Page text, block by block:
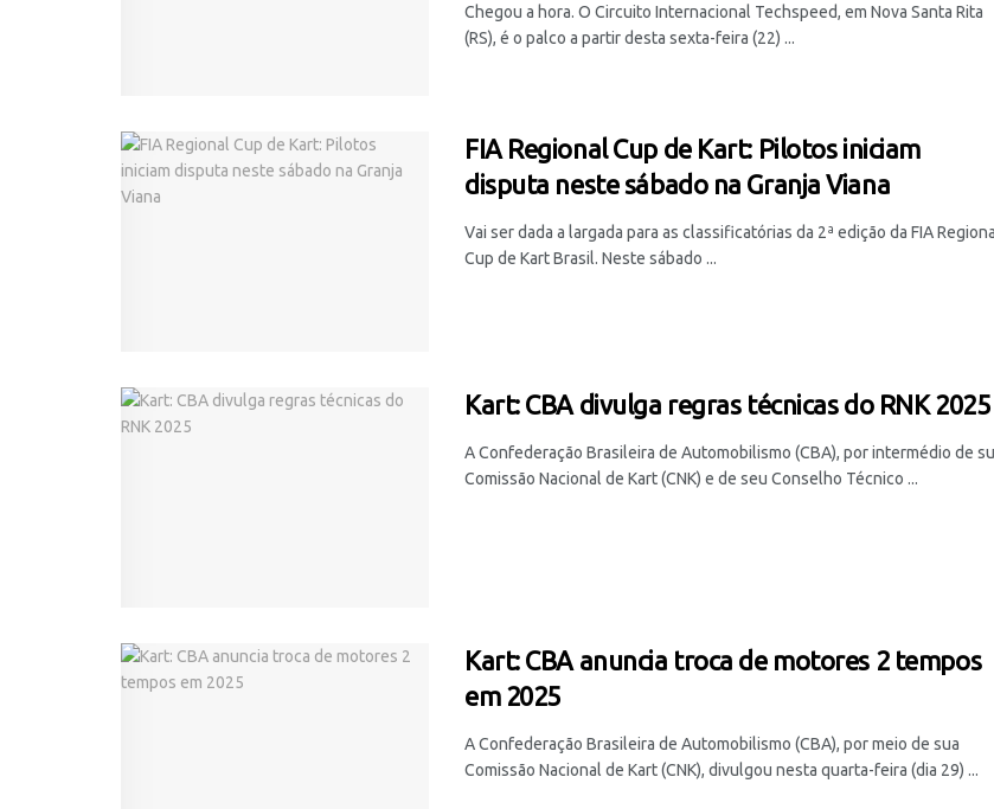
Chegou a hora. O Circuito Internacional Techspeed, em Nova Santa Rita
(RS), é o palco a partir desta sexta-feira (22) ...
FIA Regional Cup de Kart: Pilotos iniciam
disputa neste sábado na Granja Viana
Vai ser dada a largada para as classificatórias da 2ª edição da FIA
Cup de Kart Brasil. Neste sábado ...
Kart: CBA divulga regras técnicas do RNK 2025
A Confederação Brasileira de Automobilismo (CBA), por intermédio de
Comissão Nacional de Kart (CNK) e de seu Conselho Técnico ...
Kart: CBA anuncia troca de motores 2 tempos
em 2025
A Confederação Brasileira de Automobilismo (CBA), por meio de sua
Comissão Nacional de Kart (CNK), divulgou nesta quarta-feira (dia 29) ...